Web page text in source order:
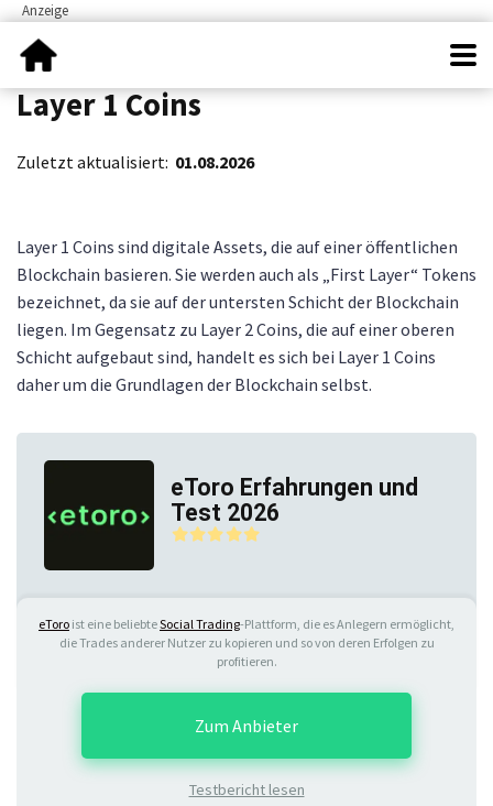
Layer 1 Coins
Zuletzt aktualisiert: 01.08.2026
Layer 1 Coins sind digitale Assets, die auf einer öffentlichen
Blockchain basieren. Sie werden auch als „First Layer“ Tokens
bezeichnet, da sie auf der untersten Schicht der Blockchain
liegen. Im Gegensatz zu Layer 2 Coins, die auf einer oberen
Schicht aufgebaut sind, handelt es sich bei Layer 1 Coins
daher um die Grundlagen der Blockchain selbst.
eToro Erfahrungen und
Test 2026
eToro ist eine beliebteSocial Trading-Plattform, die es Anlegern ermöglicht,
die Trades anderer Nutzer zu kopieren und so von deren Erfolgen zu
profitieren.
Testbericht lesen
Zum Anbieter